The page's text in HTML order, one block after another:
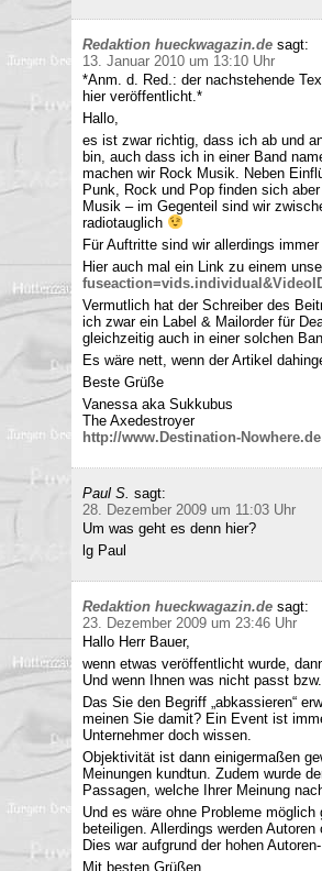
Redaktion hueckwagazin.de sagt:
13. Januar 2010 um 13:10 Uhr
*Anm. d. Red.: der nachstehende
hier veröffentlicht.*
Hallo,
es ist zwar richtig, dass ich ab und
bin, auch dass ich in einer Band
machen wir Rock Musik. Neben
Punk, Rock und Pop finden sich
Musik – im Gegenteil sind wir
radiotauglich
Für Auftritte sind wir allerdings
Hier auch mal ein Link zu einem
Vermutlich hat der Schreiber des
ich zwar ein Label & Mailorder für
gleichzeitig auch in einer solchen
Es wäre nett, wenn der Artikel
Beste Grüße
Vanessa aka Sukkubus
The Axedestroyer
http://www.Destination-Nowhere.de
Paul S. sagt:
28. Dezember 2009 um 11:03 Uhr
Um was geht es denn hier?
lg Paul
Redaktion hueckwagazin.de sagt:
23. Dezember 2009 um 23:46 Uhr
Hallo Herr Bauer,
wenn etwas veröffentlicht wurde,
Und wenn Ihnen was nicht passt
Das Sie den Begriff „abkassieren“
meinen Sie damit? Ein Event ist
Unternehmer doch wissen.
Objektivität ist dann einigermaßen
Meinungen kundtun. Zudem wurde
Passagen, welche Ihrer Meinung
Und es wäre ohne Probleme
beteiligen. Allerdings werden
Dies war aufgrund der hohen
Mit besten Grüßen